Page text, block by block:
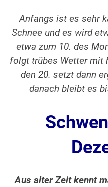
Anfangs ist es sehr
Schnee und es wird
etwa zum 10. des
folgt trübes Wetter mit
den 20. setzt dann
danach bleibt es
Aus alter Zeit kennt